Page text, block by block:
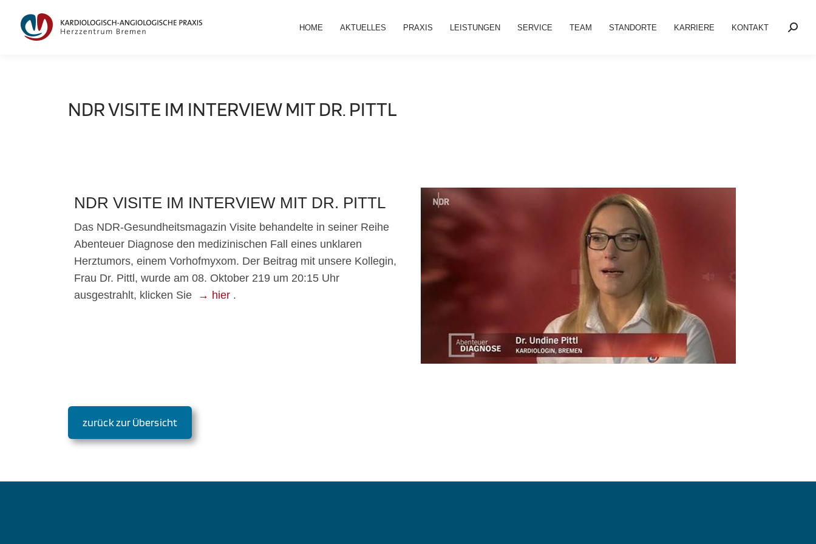
HOME AKTUELLES PRAXIS LEISTUNGEN SERVICE TEAM STANDORTE KARRIERE KONTAKT
NDR VISITE IM INTERVIEW MIT DR. PITTL
NDR VISITE IM INTERVIEW MIT DR. PITTL
Das NDR-Gesundheitsmagazin Visite behandelte in seiner Reihe
Abenteuer Diagnose den medizinischen Fall eines unklaren
Herztumors, einem Vorhofmyxom. Der Beitrag mit unsere Kollegin,
Frau Dr. Pittl, wurde am 08. Oktober 219 um 20:15 Uhr
ausgestrahlt, klicken Sie
→ hier .
zurück zur Übersicht